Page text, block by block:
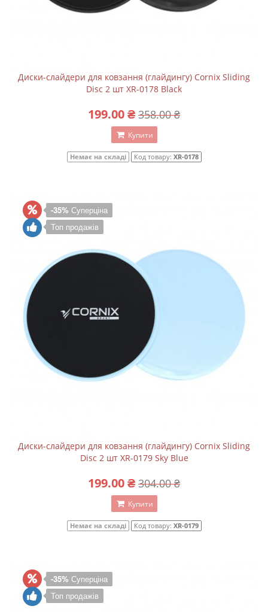
Диски-слайдери для ковзання (глайдингу) Cornix Sliding
Disc 2 шт XR-0178 Black
199.00 ₴ 358.00 ₴
Купити
Немає на складі Код товару: XR-0178
-35% Суперціна
Топ продажів
Диски-слайдери для ковзання (глайдингу) Cornix Sliding
Disc 2 шт XR-0179 Sky Blue
199.00 ₴ 304.00 ₴
Купити
Немає на складі Код товару: XR-0179
-35% Суперціна
Топ продажів